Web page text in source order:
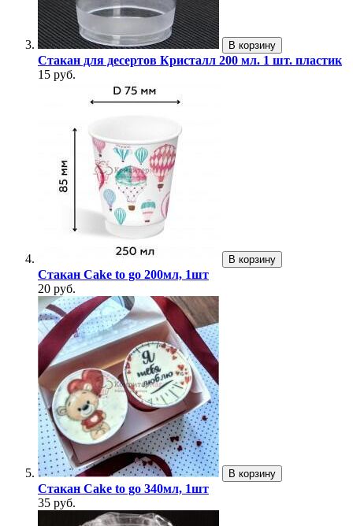
В корзину
Стакан для десертов Кристалл 200 мл. 1 шт. пластик
15 руб.
В корзину
Стакан Cake to go 200мл, 1шт
20 руб.
В корзину
Стакан Cake to go 340мл, 1шт
35 руб.